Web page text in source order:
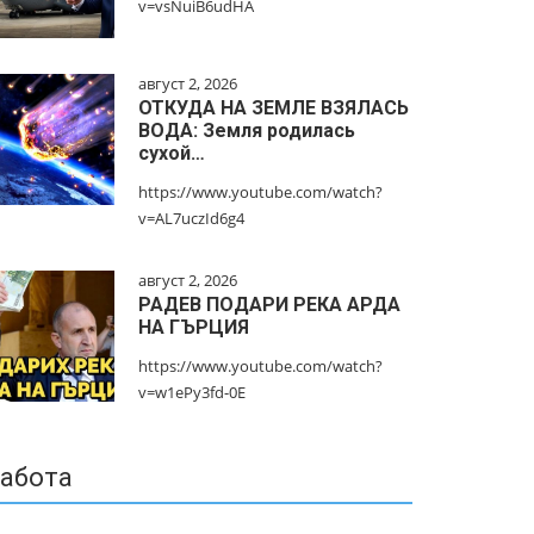
v=vsNuiB6udHA
август 2, 2026
ОТКУДА НА ЗЕМЛЕ ВЗЯЛАСЬ
ВОДА: Земля родилась
сухой…
https://www.youtube.com/watch?
v=AL7uczId6g4
август 2, 2026
РАДЕВ ПОДАРИ РЕКА АРДА
НА ГЪРЦИЯ
https://www.youtube.com/watch?
v=w1ePy3fd-0E